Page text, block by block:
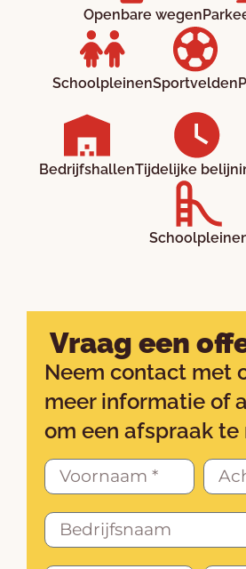
Openbare wegen
SchoolpleinenSportvelden
BedrijfshallenTijdelijke
Vraag een
Neem contact met
meer informatie of
om een afspraak te